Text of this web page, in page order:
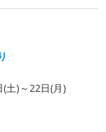
土)～22日(月)